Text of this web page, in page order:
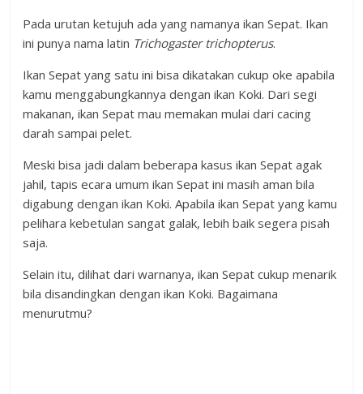
Pada urutan ketujuh ada yang namanya ikan Sepat. Ikan
ini punya nama latin Trichogaster trichopterus.
Ikan Sepat yang satu ini bisa dikatakan cukup oke apabila
kamu menggabungkannya dengan ikan Koki. Dari segi
makanan, ikan Sepat mau memakan mulai dari cacing
darah sampai pelet.
Meski bisa jadi dalam beberapa kasus ikan Sepat agak
jahil, tapis ecara umum ikan Sepat ini masih aman bila
digabung dengan ikan Koki. Apabila ikan Sepat yang kamu
pelihara kebetulan sangat galak, lebih baik segera pisah
saja.
Selain itu, dilihat dari warnanya, ikan Sepat cukup menarik
bila disandingkan dengan ikan Koki. Bagaimana
menurutmu?